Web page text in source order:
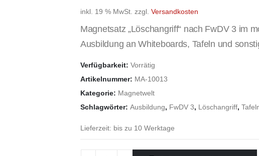
inkl. 19 % MwSt. zzgl. Versandkosten
Magnetsatz „Löschangriff“ nach FwDV 3 im
Ausbildung an Whiteboards, Tafeln und
Verfügbarkeit: Vorrätig
Artikelnummer: MA-10013
Kategorie: Magnetwelt
Schlagwörter: Ausbildung, FwDV 3, Löschangriff,
Lieferzeit: bis zu 10 Werktage